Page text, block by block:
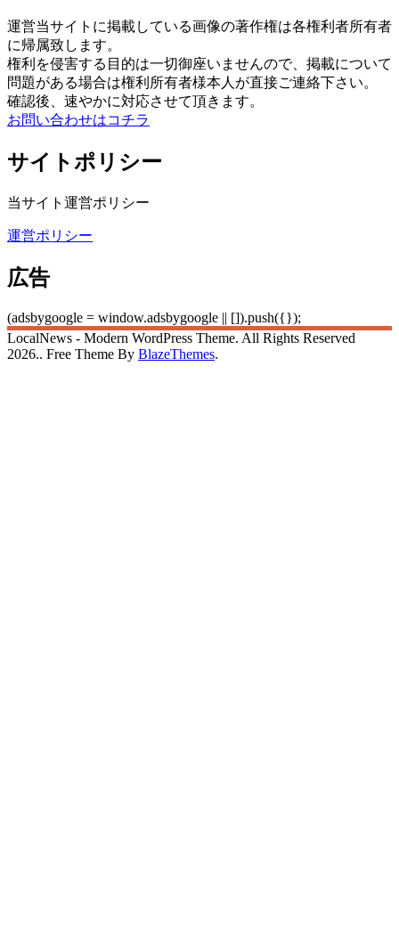
運営当サイトに掲載している画像の著作権は各権利者所有者
に帰属致します。
権利を侵害する目的は一切御座いませんので、掲載について
問題がある場合は権利所有者様本人が直接ご連絡下さい。
確認後、速やかに対応させて頂きます。
お問い合わせはコチラ
サイトポリシー
当サイト運営ポリシー
運営ポリシー
広告
(adsbygoogle = window.adsbygoogle || []).push({});
LocalNews - Modern WordPress Theme. All Rights Reserved
2026.. Free Theme By BlazeThemes.